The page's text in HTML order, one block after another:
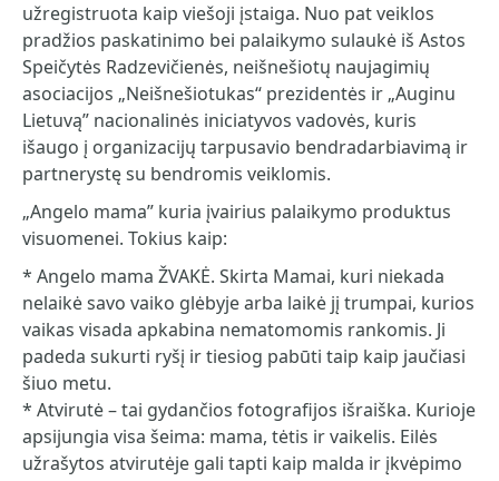
užregistruota kaip viešoji įstaiga. Nuo pat veiklos
pradžios paskatinimo bei palaikymo sulaukė iš Astos
Speičytės Radzevičienės, neišnešiotų naujagimių
asociacijos „Neišnešiotukas“ prezidentės ir „Auginu
Lietuvą” nacionalinės iniciatyvos vadovės, kuris
išaugo į organizacijų tarpusavio bendradarbiavimą ir
partnerystę su bendromis veiklomis.
„Angelo mama” kuria įvairius palaikymo produktus
visuomenei. Tokius kaip:
* Angelo mama ŽVAKĖ. Skirta Mamai, kuri niekada
nelaikė savo vaiko glėbyje arba laikė jį trumpai, kurios
vaikas visada apkabina nematomomis rankomis. Ji
padeda sukurti ryšį ir tiesiog pabūti taip kaip jaučiasi
šiuo metu.
* Atvirutė – tai gydančios fotografijos išraiška. Kurioje
apsijungia visa šeima: mama, tėtis ir vaikelis. Eilės
užrašytos atvirutėje gali tapti kaip malda ir įkvėpimo